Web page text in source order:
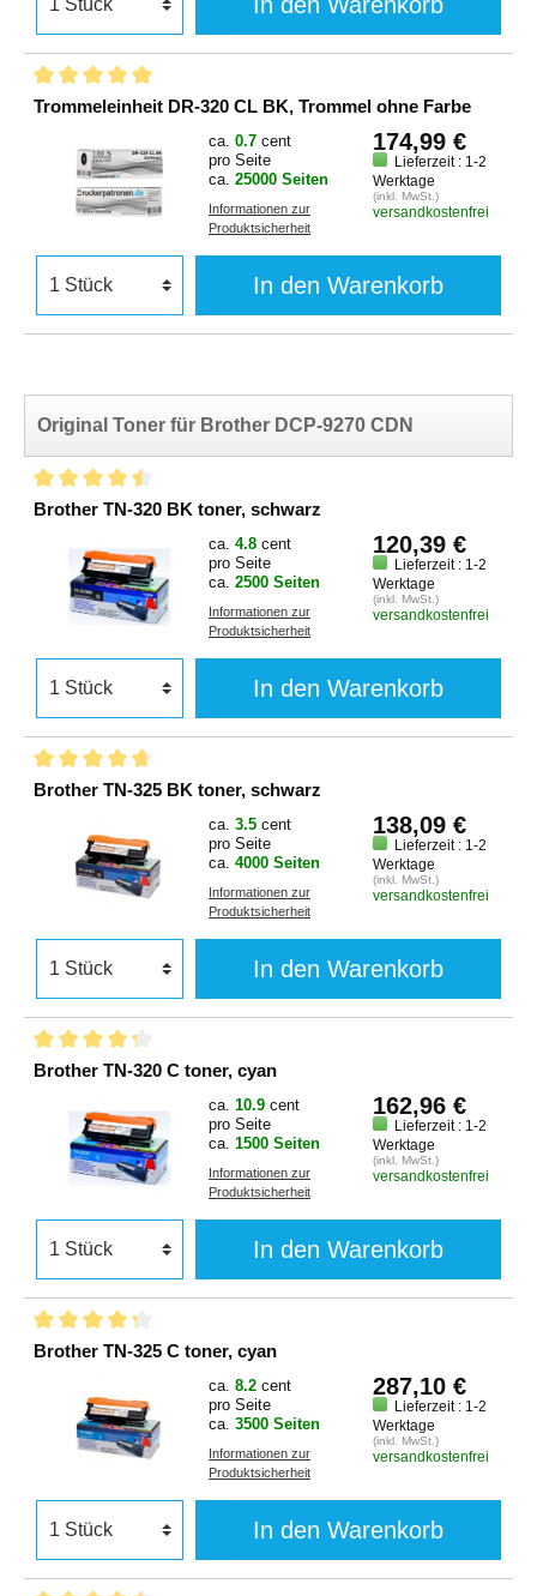
Trommeleinheit DR-320 CL BK, Trommel ohne Farbe
ca. 0.7 cent
pro Seite
ca. 25000 Seiten
Informationen zur
Produktsicherheit
174,99 €
Lieferzeit : 1-2
Werktage
(inkl. MwSt.)
versandkostenfrei
In den Warenkorb
Original Toner für Brother DCP-9270 CDN
Brother TN-320 BK toner, schwarz
ca. 4.8 cent
pro Seite
ca. 2500 Seiten
Informationen zur
Produktsicherheit
120,39 €
Lieferzeit : 1-2
Werktage
(inkl. MwSt.)
versandkostenfrei
In den Warenkorb
Brother TN-325 BK toner, schwarz
ca. 3.5 cent
pro Seite
ca. 4000 Seiten
Informationen zur
Produktsicherheit
138,09 €
Lieferzeit : 1-2
Werktage
(inkl. MwSt.)
versandkostenfrei
In den Warenkorb
Brother TN-320 C toner, cyan
ca. 10.9 cent
pro Seite
ca. 1500 Seiten
Informationen zur
Produktsicherheit
162,96 €
Lieferzeit : 1-2
Werktage
(inkl. MwSt.)
versandkostenfrei
In den Warenkorb
Brother TN-325 C toner, cyan
ca. 8.2 cent
pro Seite
ca. 3500 Seiten
Informationen zur
Produktsicherheit
287,10 €
Lieferzeit : 1-2
Werktage
(inkl. MwSt.)
versandkostenfrei
In den Warenkorb